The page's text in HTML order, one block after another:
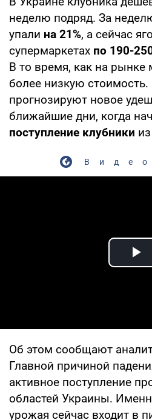
неделю подряд. За
упали на 21%, а сейчас
супермаркетах по 190-
В то время, как на рынке
более низкую стоимость.
прогнозируют новое
ближайшие дни, когда
поступление клубники
Об этом сообщают
Главной причиной
активное поступление
областей Украины.
урожая сейчас входит в